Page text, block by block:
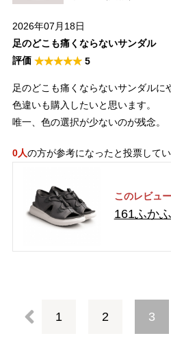
2026年07月18日
足のどこも痛くならないサンダル
5
足のどこも痛くならないサンダルに
色違いも購入したいと思います。
唯一、色の選択が少ないのが残念。
0人の方が参考になったと投票して
このレビュ
161ふか
前へ
1 2 3